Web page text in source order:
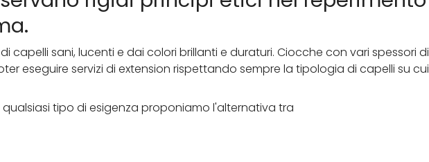
capelli sani, lucenti e dai colori brillanti e duraturi. Ciocche con vari spessori di
eseguire servizi di extension rispettando sempre la tipologia di capelli su cui
tipo di esigenza proponiamo l'alternativa tra